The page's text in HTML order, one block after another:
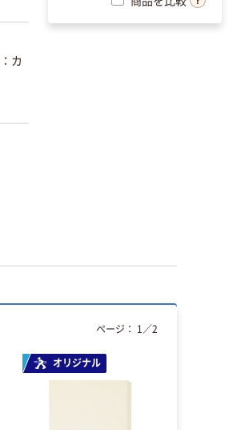
カ
オリジナル
ページ： 1 ／2